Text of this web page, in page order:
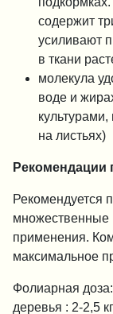
содержит
усиливают
в ткани
молекула
воде и
на листьях)
Рекомендуется
множественные
применения.
максимальное
Фолиарная
деревья : 2-2,5